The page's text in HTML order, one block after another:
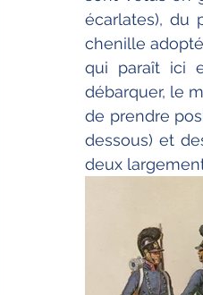
écarlates), du
chenille
qui paraît ici
débarquer, le
de prendre
dessous) et
deux